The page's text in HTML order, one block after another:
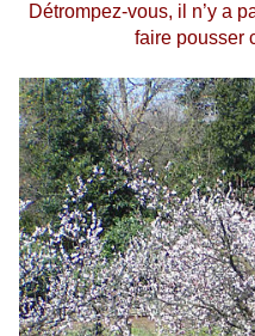
Détrompez-vous, il n’y a
faire pousser